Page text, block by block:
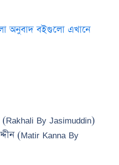
অনুবাদ বইগুলো এখানে
(Rakhali By Jasimuddin)
(Matir Kanna By